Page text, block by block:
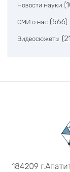
Новости науки
СМИ о нас (566)
Видеосюжеты
184209